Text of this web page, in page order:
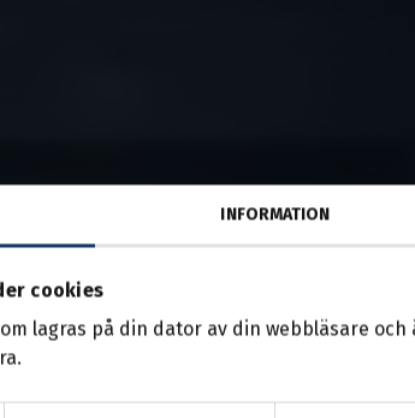
INFORMATION
cookies
lagras på din dator av din webbläsare